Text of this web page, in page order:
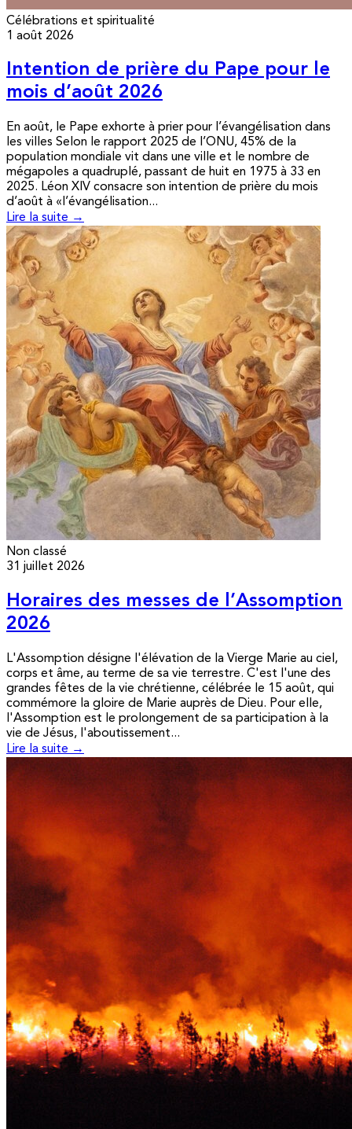
Célébrations et spiritualité
1 août 2026
Intention de prière du Pape pour le
mois d’août 2026
En août, le Pape exhorte à prier pour l’évangélisation dans
les villes Selon le rapport 2025 de l’ONU, 45% de la
population mondiale vit dans une ville et le nombre de
mégapoles a quadruplé, passant de huit en 1975 à 33 en
2025. Léon XIV consacre son intention de prière du mois
d’août à «l’évangélisation...
Lire la suite →
Non classé
31 juillet 2026
Horaires des messes de l’Assomption
2026
L'Assomption désigne l'élévation de la Vierge Marie au ciel,
corps et âme, au terme de sa vie terrestre. C'est l'une des
grandes fêtes de la vie chrétienne, célébrée le 15 août, qui
commémore la gloire de Marie auprès de Dieu. Pour elle,
l'Assomption est le prolongement de sa participation à la
vie de Jésus, l'aboutissement...
Lire la suite →